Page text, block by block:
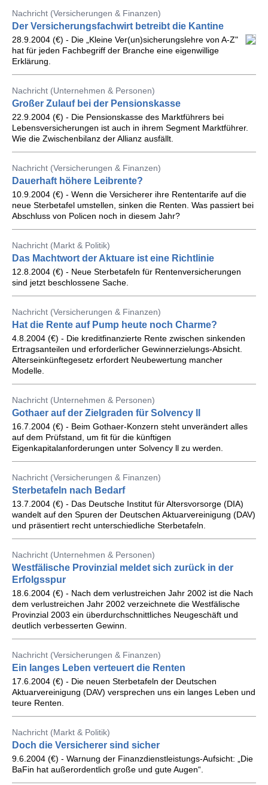
Nachricht (Versicherungen & Finanzen)
Der Versicherungsfachwirt betreibt die Kantine
28.9.2004 (€) - Die „Kleine Ver(un)sicherungslehre von A-Z"
hat für jeden Fachbegriff der Branche eine eigenwillige
Erklärung.
Nachricht (Unternehmen & Personen)
Großer Zulauf bei der Pensionskasse
22.9.2004 (€) - Die Pensionskasse des Marktführers bei
Lebensversicherungen ist auch in ihrem Segment Marktführer.
Wie die Zwischenbilanz der Allianz ausfällt.
Nachricht (Versicherungen & Finanzen)
Dauerhaft höhere Leibrente?
10.9.2004 (€) - Wenn die Versicherer ihre Rententarife auf die
neue Sterbetafel umstellen, sinken die Renten. Was passiert bei
Abschluss von Policen noch in diesem Jahr?
Nachricht (Markt & Politik)
Das Machtwort der Aktuare ist eine Richtlinie
12.8.2004 (€) - Neue Sterbetafeln für Rentenversicherungen
sind jetzt beschlossene Sache.
Nachricht (Versicherungen & Finanzen)
Hat die Rente auf Pump heute noch Charme?
4.8.2004 (€) - Die kreditfinanzierte Rente zwischen sinkenden
Ertragsanteilen und erforderlicher Gewinnerzielungs-Absicht.
Alterseinkünftegesetz erfordert Neubewertung mancher
Modelle.
Nachricht (Unternehmen & Personen)
Gothaer auf der Zielgraden für Solvency ll
16.7.2004 (€) - Beim Gothaer-Konzern steht unverändert alles
auf dem Prüfstand, um fit für die künftigen
Eigenkapitalanforderungen unter Solvency ll zu werden.
Nachricht (Versicherungen & Finanzen)
Sterbetafeln nach Bedarf
13.7.2004 (€) - Das Deutsche Institut für Altersvorsorge (DIA)
wandelt auf den Spuren der Deutschen Aktuarvereinigung (DAV)
und präsentiert recht unterschiedliche Sterbetafeln.
Nachricht (Unternehmen & Personen)
Westfälische Provinzial meldet sich zurück in der
Erfolgsspur
18.6.2004 (€) - Nach dem verlustreichen Jahr 2002 ist die Nach
dem verlustreichen Jahr 2002 verzeichnete die Westfälische
Provinzial 2003 ein überdurchschnittliches Neugeschäft und
deutlich verbesserten Gewinn.
Nachricht (Versicherungen & Finanzen)
Ein langes Leben verteuert die Renten
17.6.2004 (€) - Die neuen Sterbetafeln der Deutschen
Aktuarvereinigung (DAV) versprechen uns ein langes Leben und
teure Renten.
Nachricht (Markt & Politik)
Doch die Versicherer sind sicher
9.6.2004 (€) - Warnung der Finanzdienstleistungs-Aufsicht: „Die
BaFin hat außerordentlich große und gute Augen“.